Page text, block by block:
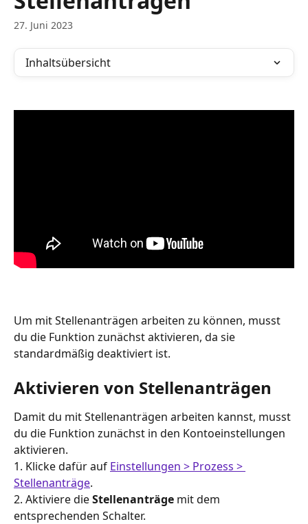
27. Juni 2023
Inhaltsübersicht
Um mit Stellenanträgen arbeiten zu können, musst
du die Funktion zunächst aktivieren, da sie
standardmäßig deaktiviert ist.
Aktivieren von Stellenanträgen
Damit du mit Stellenanträgen arbeiten kannst, musst
du die Funktion zunächst in den Kontoeinstellungen
aktivieren.
1. Klicke dafür auf Einstellungen > Prozess >
Stellenanträge.
2. Aktiviere die Stellenanträge mit dem
entsprechenden Schalter.